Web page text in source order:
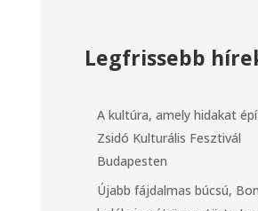
Legfrissebb
A kultúra, amely hidakat
Zsidó Kulturális Fesztivál
Budapesten
Újabb fájdalmas búcsú,